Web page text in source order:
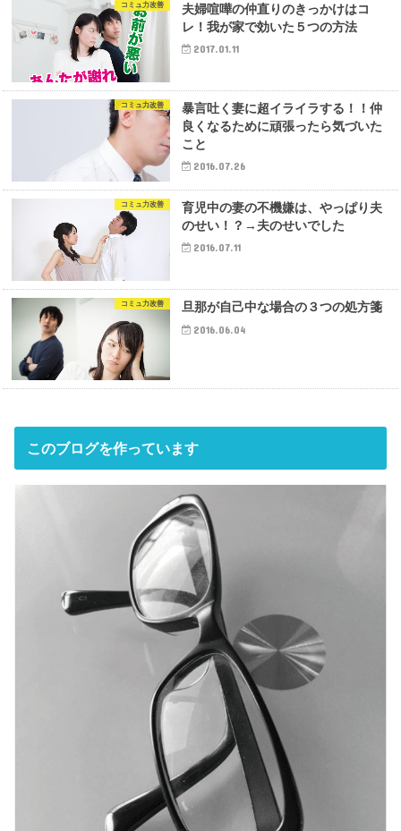
コミュ力改善
夫婦喧嘩の仲直りのきっかけはコ
レ！我が家で効いた５つの方法
2017.01.11
コミュ力改善
暴言吐く妻に超イライラする！！仲
良くなるために頑張ったら気づいた
こと
2016.07.26
コミュ力改善
育児中の妻の不機嫌は、やっぱり夫
のせい！？→夫のせいでした
2016.07.11
コミュ力改善 旦那が自己中な場合の３つの処方箋
2016.06.04
このブログを作っています